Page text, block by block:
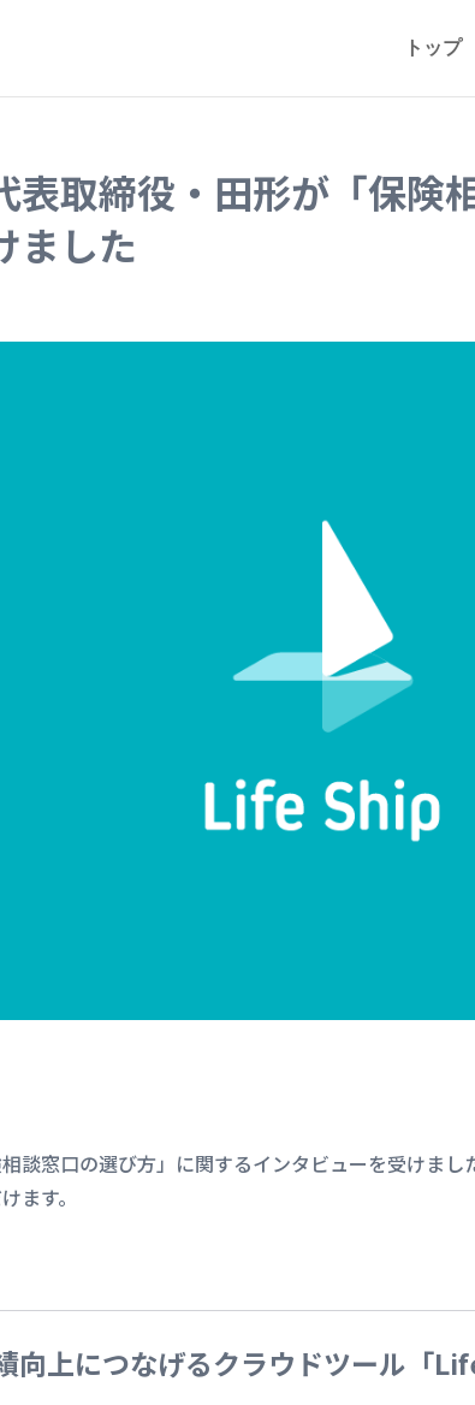
トップ
表取締役・田形が「保険
ました
談窓口の選び方」に関するインタビューを受けまし
ます。
向上につなげるクラウドツール「